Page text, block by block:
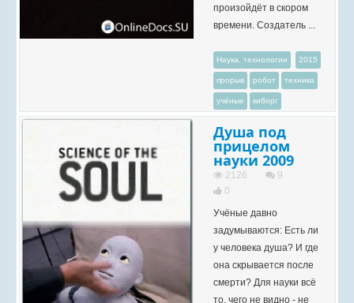
произойдёт в скором
времени. Создатель ...
Наука, технологии 2015
прорыв робот техника
учёные киборг
Душа под
прицелом
науки 2009
2126
9
0
Учёные давно
задумываются: Есть ли
у человека душа? И где
она скрывается после
смерти? Для науки всё
то, чего не видно - не